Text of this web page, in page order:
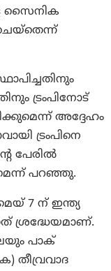
സൈനിക
ട്രംപിനോട്
അദ്ദേഹം
ട്രം‌പിനെ
പേരിൽ
പറഞ്ഞു.
7 ന് ഇന്ത്യ
ശ്രദ്ധേയമാണ്.
പാക്
തീവ്രവാദ